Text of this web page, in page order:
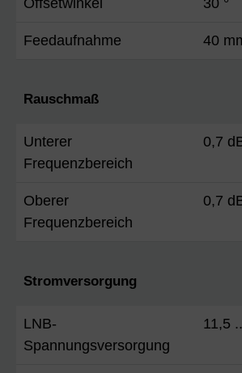
Feedaufnahme 40
Rauschmaß
Unterer
Frequenzbereich
0,7
Oberer
Frequenzbereich
0,7
Stromversorgung
LNB-
Spannungsversorgung
11,5